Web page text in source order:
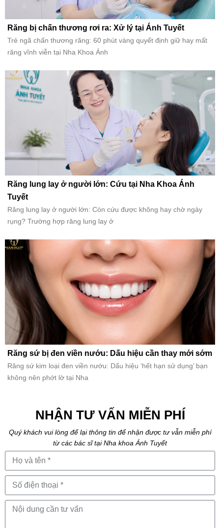
Răng bị chấn thương rơi ra: Xử lý tại Ánh Tuyết
Trẻ ngã chấn thương răng: 60 phút vàng quyết định giữ hay mất
răng vĩnh viễn tại Nha Khoa Ánh
Răng lung lay ở người lớn: Cứu tại Nha Khoa Ánh
Tuyết
Răng lung lay ở người lớn: Còn cứu được không hay chờ ngày
rụng? Trường hợp răng lung lay ở
Răng sứ bị đen viền nướu: Dấu hiệu cần thay mới sớm
Răng sứ kim loại đen viền nướu: Dấu hiệu ‘hết hạn sử dụng’ bạn
không nên phớt lờ tại Nha
NHẬN TƯ VẤN MIỄN PHÍ
Quý khách vui lòng để lại thông tin để nhận được tư vẫn miễn phí
từ các bác sĩ tại Nha khoa Ánh Tuyết